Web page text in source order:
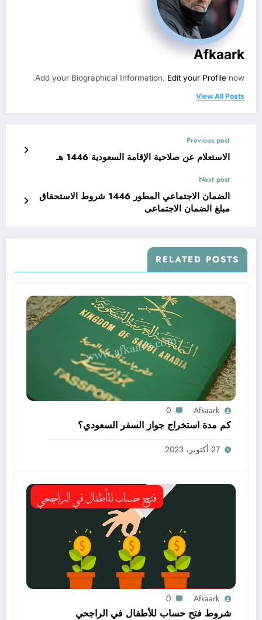
Afkaark
Add your Biographical Information. Edit your Profile now.
View All Posts
Previous post
الاستعلام عن صلاحية الإقامة السعودية 1446 هـ
Next post
الضمان الاجتماعي المطور 1446 شروط الاستحقاق
مبلغ الضمان الاجتماعى
RELATED POSTS
Afkaark
0
كم مدة استخراج جواز السفر السعودي؟
27 أكتوبر، 2023
Afkaark
0
شروط فتح حساب للأطفال في الراجحي